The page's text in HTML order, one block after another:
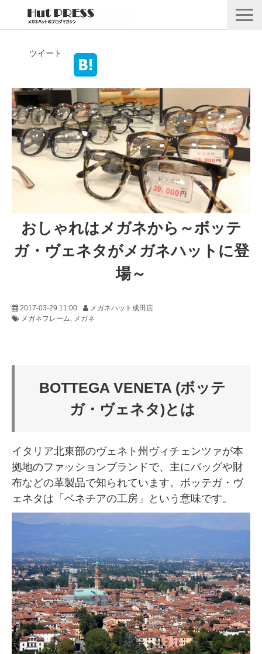
採用情報
企業情報
安心保証
🛒オンラインショップ
ツイート
おしゃれはメガネから～ボッテ
ガ・ヴェネタがメガネハットに登
場～
2017-03-29 11:00
メガネハット成田店
メガネフレーム
メガネ
BOTTEGA VENETA (ボッテ
ガ・ヴェネタ)とは
イタリア北東部のヴェネト州ヴィチェンツァが本
拠地のファッションブランドで、主にバッグや財
布などの革製品で知られています。ボッテガ・ヴ
ェネタは「ベネチアの工房」という意味です。